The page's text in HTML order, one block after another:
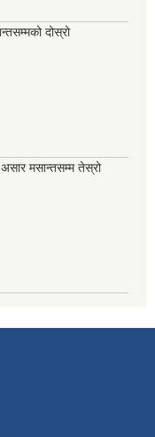
दोस्रो
मसान्तसम्म तेस्रो